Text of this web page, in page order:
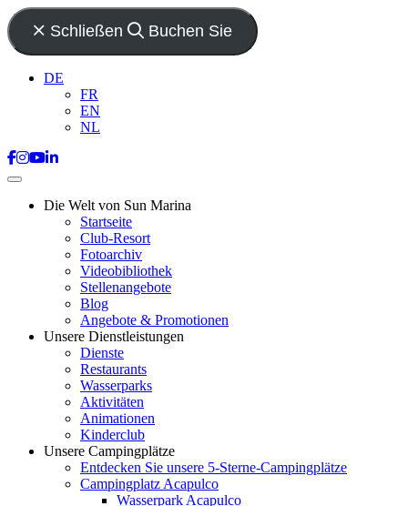
Schließen Buchen Sie
DE
FR
EN
NL
Die Welt von Sun Marina
Startseite
Club-Resort
Fotoarchiv
Videobibliothek
Stellenangebote
Blog
Angebote & Promotionen
Unsere Dienstleistungen
Dienste
Restaurants
Wasserparks
Aktivitäten
Animationen
Kinderclub
Unsere Campingplätze
Entdecken Sie unsere 5-Sterne-Campingplätze
Campingplatz Acapulco
Wasserpark Acapulco